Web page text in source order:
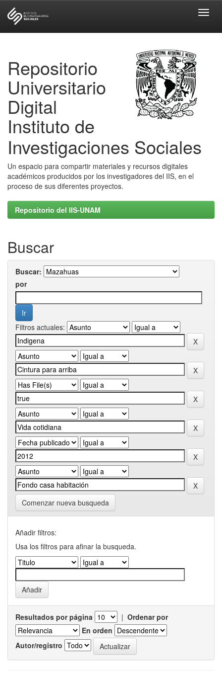
Repositorio
Universitario
Digital
Instituto de
Investigaciones Sociales
Un espacio para compartir materiales y recursos digitales
académicos producidos por los investigadores del IIS, en el
proceso de sus diferentes proyectos.
Repositorio del IIS-UNAM
Buscar
Buscar:
por
Filtros actuales:
Comenzar nueva busqueda
Añadir filtros:
Usa los filtros para afinar la busqueda.
Resultados por página | Ordenar por
En orden
Autor/registro